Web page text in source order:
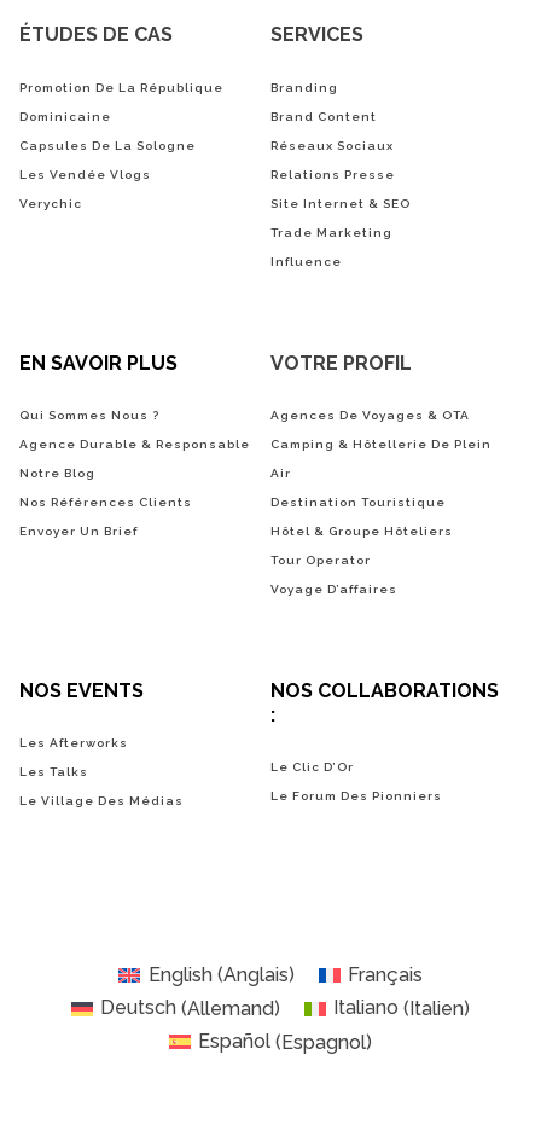
ÉTUDES DE CAS
Promotion De La République
Dominicaine
Capsules De La Sologne
Les Vendée Vlogs
Verychic
SERVICES
Branding
Brand Content
Réseaux Sociaux
Relations Presse
Site Internet & SEO
Trade Marketing
Influence
EN SAVOIR PLUS
Qui Sommes Nous ?
Agence Durable & Responsable
Notre Blog
Nos Références Clients
Envoyer Un Brief
VOTRE PROFIL
Agences De Voyages & OTA
Camping & Hôtellerie De Plein
Air
Destination Touristique
Hôtel & Groupe Hôteliers
Tour Operator
Voyage D’affaires
NOS EVENTS
Les Afterworks
Les Talks
Le Village Des Médias
NOS COLLABORATIONS
:
Le Clic D’Or
Le Forum Des Pionniers
English(Anglais)
Français
Deutsch (Allemand) Italiano (Italien)
Español (Espagnol)